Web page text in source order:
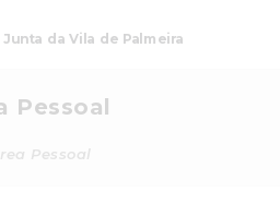
Junta da Vila de Palmeira
Pessoal
Pessoal